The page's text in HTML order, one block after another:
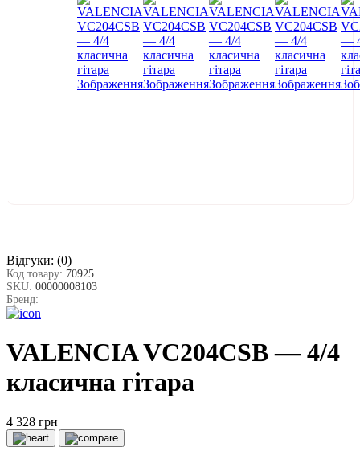
Відгуки: (0)
Код товару: 70925
SKU: 00000008103
Бренд:
VALENCIA VC204CSB — 4/4
класична гітара
4 328 грн